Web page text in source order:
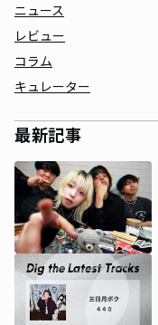
ニュース
レビュー
コラム
キュレーター
最新記事